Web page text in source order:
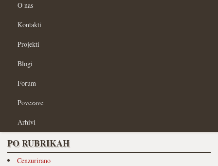
O nas
Kontakti
Projekti
Blogi
Forum
Povezave
Arhivi
PO RUBRIKAH
Cenzurirano